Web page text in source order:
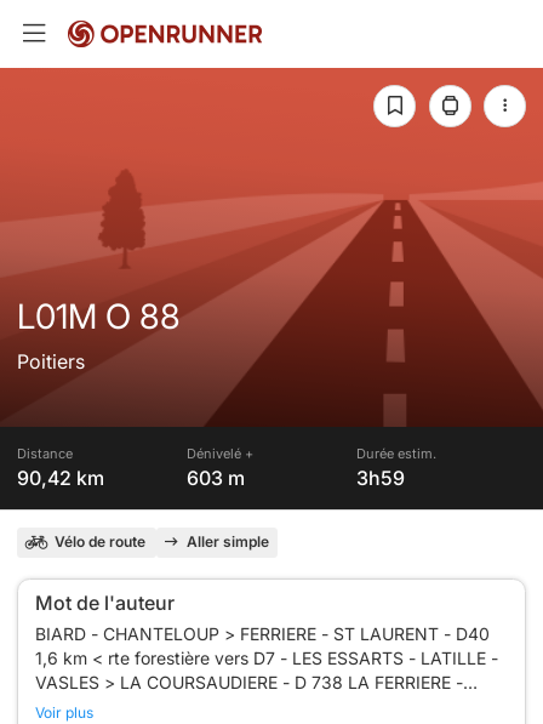
L01M O 88
Poitiers
Distance
90,42 km
Dénivelé +
603 m
Durée estim.
3h59
Vélo de route Aller simple
Mot de l'auteur
BIARD - CHANTELOUP > FERRIERE - ST LAURENT - D40
1,6 km < rte forestière vers D7 - LES ESSARTS - LATILLE -
VASLES > LA COURSAUDIERE - D 738 LA FERRIERE -
THENEZAY - CHERVES - VOUZAILLES - CISSE -
Voir plus